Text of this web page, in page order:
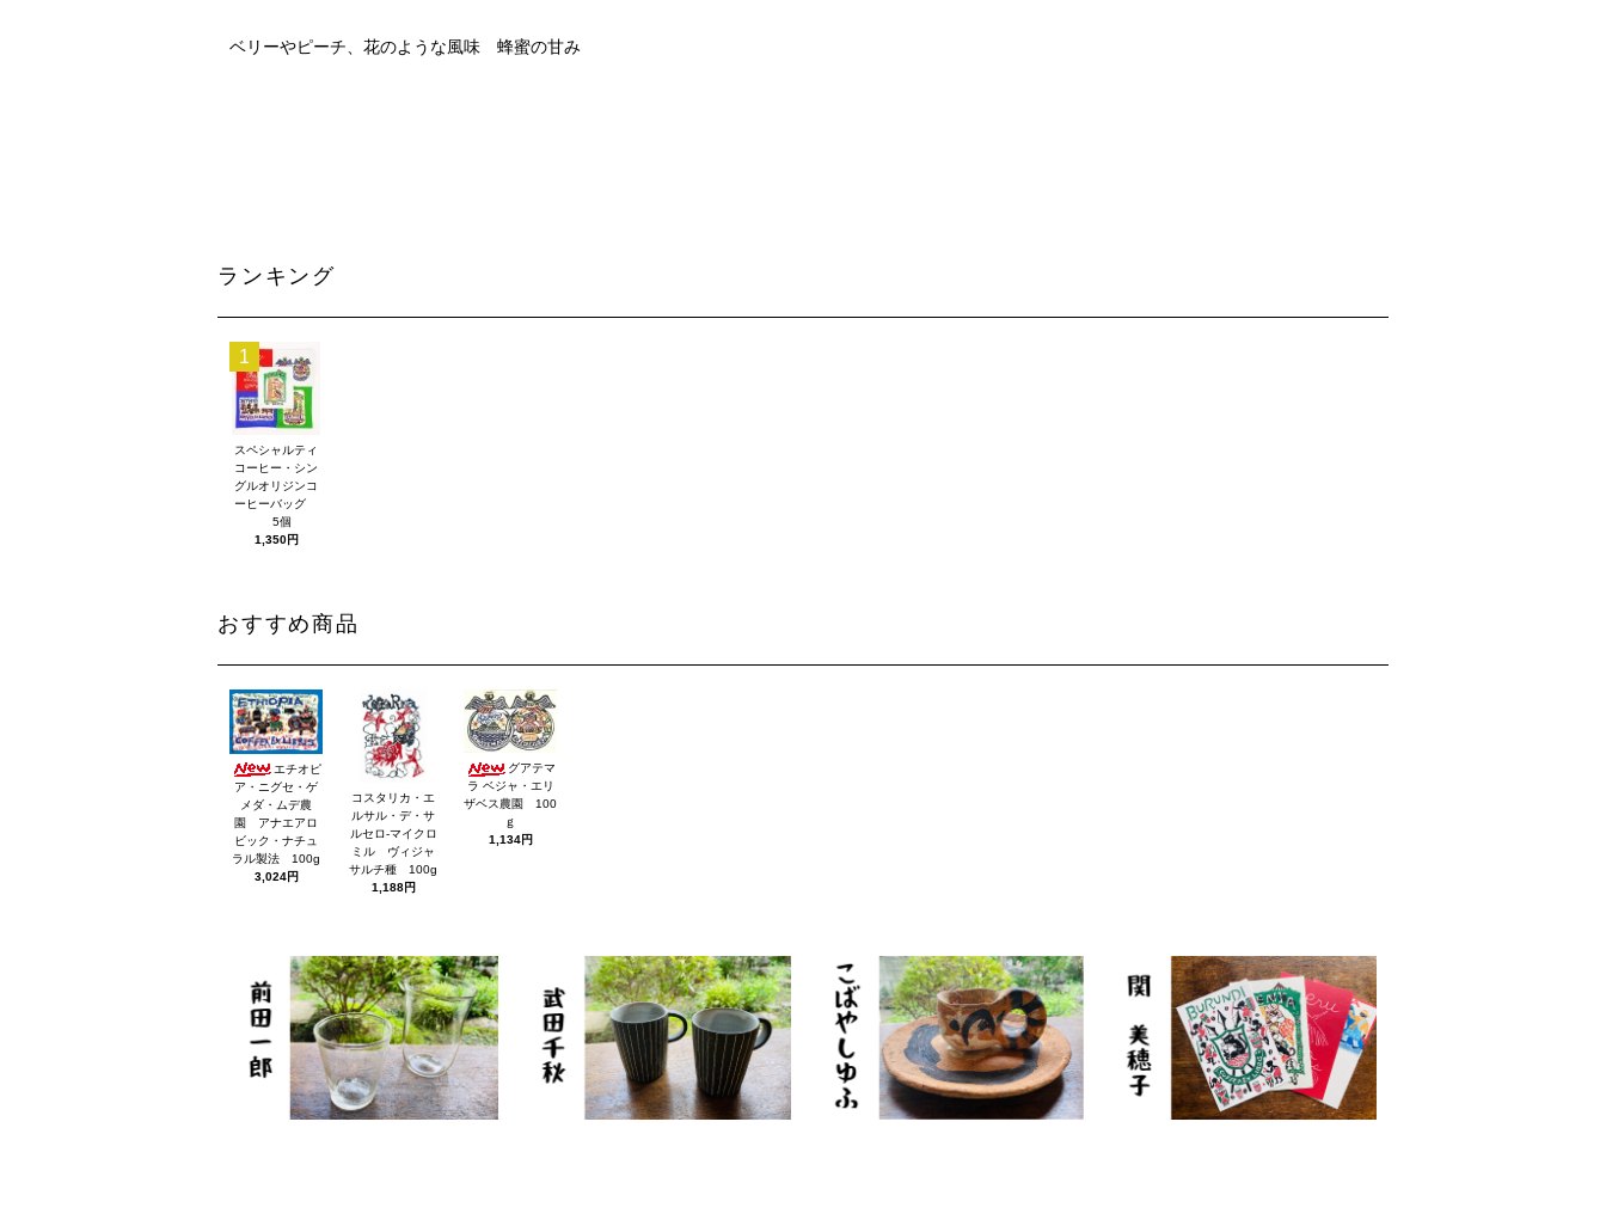
ベリーやピーチ、花のような風味 蜂蜜の甘み
ランキング
1
スペシャルティ
コーヒー・シン
グルオリジンコ
ーヒーバッグ
5個
1,350円
おすすめ商品
エチオピ
ア・ニグセ・ゲ
メダ・ムデ農
園 アナエアロ
ビック・ナチュ
ラル製法 100g
3,024円
コスタリカ・エ
ルサル・デ・サ
ルセロ-マイクロ
ミル ヴィジャ
サルチ種 100g
1,188円
グアテマ
ラ ベジャ・エリ
ザベス農園 100
ｇ
1,134円